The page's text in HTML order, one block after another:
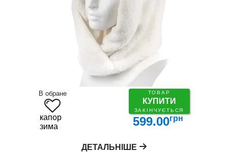
В обране ТОВАР
КУПИТИ
ЗАКІНЧУЄТЬСЯ
капор
зима
599.00грн
ДЕТАЛЬНІШЕ